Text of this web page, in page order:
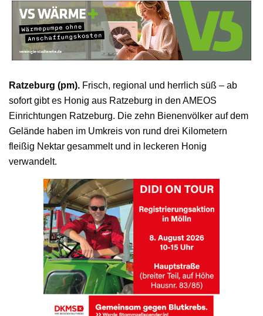
Ratzeburg (pm). Frisch, regional und herrlich süß – ab
sofort gibt es Honig aus Ratzeburg in den AMEOS
Einrichtungen Ratzeburg. Die zehn Bienenvölker auf dem
Gelände haben im Umkreis von rund drei Kilometern
fleißig Nektar gesammelt und in leckeren Honig
verwandelt.